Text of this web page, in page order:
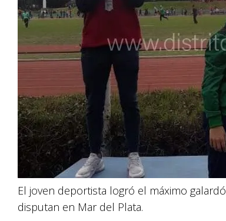
El joven deportista logró el máximo
disputan en Mar del Plata.